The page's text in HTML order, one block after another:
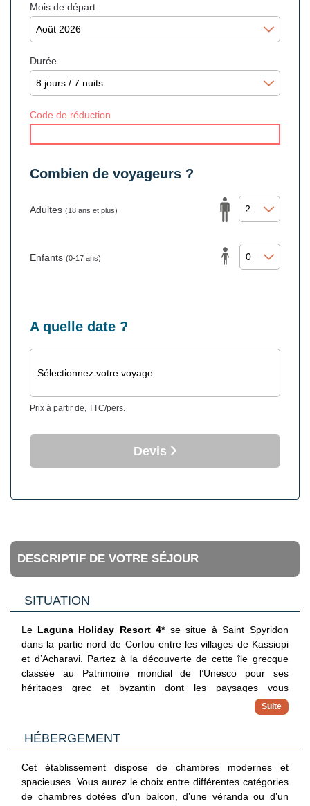
Mois de départ
Durée
Code de réduction
Combien de voyageurs ?
Adultes (18 ans et plus)
Enfants (0-17 ans)
A quelle date ?
Sélectionnez votre voyage
Prix à partir de, TTC/pers.
Devis
DESCRIPTIF DE VOTRE SÉJOUR
SITUATION
Le Laguna Holiday Resort 4*se situe à Saint Spyridon
dans la partie nord de Corfou entre les villages de Kassiopi
et d’Acharavi. Partez à la découverte de cette île grecque
classée au Patrimoine mondial de l’Unesco pour ses
héritages grec et byzantin dont les paysages vous
émerveilleront. L’hôtel est à 5 minutes à pieds d’une plage
de sable. L’aéroport international de Corfu se trouve à 38
km.
HÉBERGEMENT
Cet établissement dispose de chambres modernes et
spacieuses. Vous aurez le choix entre différentes catégories
de chambres dotées d’un balcon, d’une véranda ou d’un